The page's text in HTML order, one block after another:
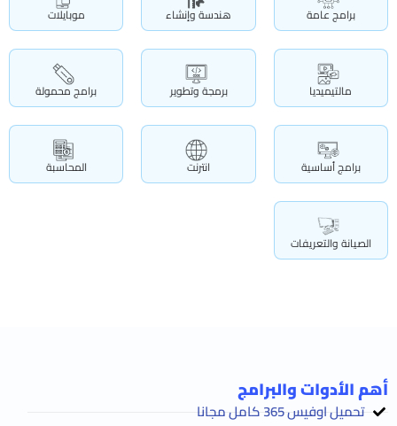
برامج عامة هندسة وإنشاء موبايلات
مالتيميديا برمجة وتطوير برامج محمولة
برامج أساسية انترنت المحاسبة
الصيانة والتعريفات
أهم الأدوات والبرامج
تحميل اوفيس 365 كامل مجانا